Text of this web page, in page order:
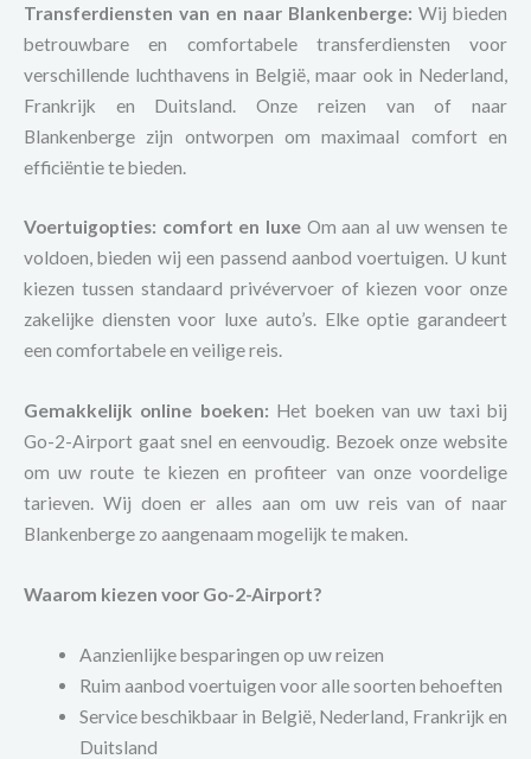
Transferdiensten van en naar Blankenberge: Wij bieden
betrouwbare en comfortabele transferdiensten voor
verschillende luchthavens in België, maar ook in Nederland,
Frankrijk en Duitsland. Onze reizen van of naar
Blankenberge zijn ontworpen om maximaal comfort en
efficiëntie te bieden.
Voertuigopties: comfort en luxe Om aan al uw wensen te
voldoen, bieden wij een passend aanbod voertuigen. U kunt
kiezen tussen standaard privévervoer of kiezen voor onze
zakelijke diensten voor luxe auto’s. Elke optie garandeert
een comfortabele en veilige reis.
Gemakkelijk online boeken: Het boeken van uw taxi bij
Go-2-Airport gaat snel en eenvoudig. Bezoek onze website
om uw route te kiezen en profiteer van onze voordelige
tarieven. Wij doen er alles aan om uw reis van of naar
Blankenberge zo aangenaam mogelijk te maken.
Waarom kiezen voor Go-2-Airport?
Aanzienlijke besparingen op uw reizen
Ruim aanbod voertuigen voor alle soorten behoeften
Service beschikbaar in België, Nederland, Frankrijk en
Duitsland